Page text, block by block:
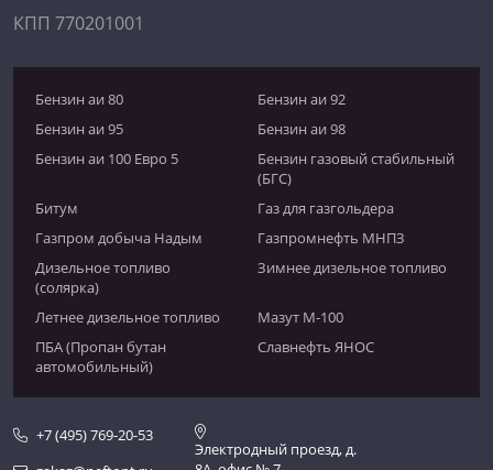
КПП 770201001
Бензин аи 80
Бензин аи 92
Бензин аи 95
Бензин аи 98
Бензин аи 100 Евро 5
Бензин газовый стабильный
(БГС)
Битум
Газ для газгольдера
Газпром добыча Надым
Газпромнефть МНПЗ
Дизельное топливо
(солярка)
Зимнее дизельное топливо
Летнее дизельное топливо
Мазут М-100
ПБА (Пропан бутан
автомобильный)
Славнефть ЯНОС
+7 (495) 769-20-53
Электродный проезд, д.